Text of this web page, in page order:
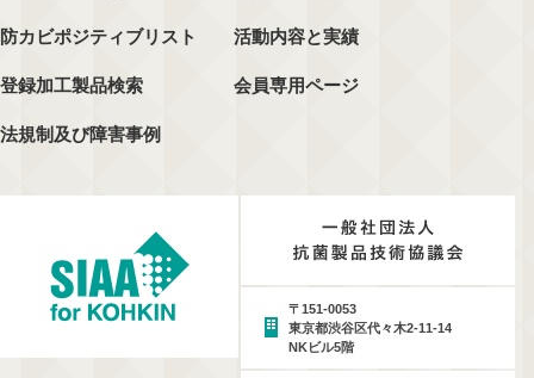
防カビポジティブリスト
登録加工製品検索
法規制及び障害事例
活動内容と実績
会員専用ページ
〒151-0053
東京都渋谷区代々木2-11-14
NKビル5階